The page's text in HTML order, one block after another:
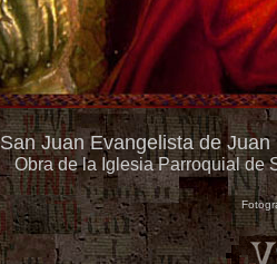
San Juan Evangelista de
Obra de la Iglesia Parroquial de